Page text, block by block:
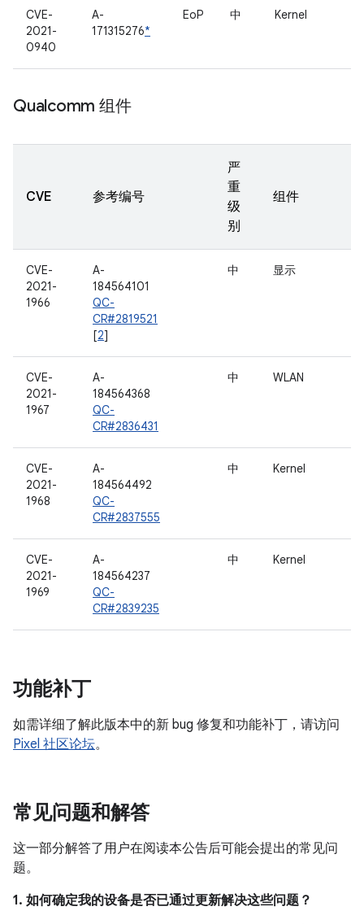
CVE-
2021-
0940
A-
171315276*
EoP 中 Kernel
Qualcomm 组件
CVE 参考编号
严
重
级
别
组件
CVE-
2021-
1966
A-
184564101
QC-
CR#2819521
[2]
中 显示
CVE-
2021-
1967
A-
184564368
QC-
CR#2836431
中 WLAN
CVE-
2021-
1968
A-
184564492
QC-
CR#2837555
中 Kernel
CVE-
2021-
1969
A-
184564237
QC-
CR#2839235
中 Kernel
功能补丁
如需详细了解此版本中的新 bug 修复和功能补丁，请访问
Pixel 社区论坛。
常见问题和解答
这一部分解答了用户在阅读本公告后可能会提出的常见问
题。
1. 如何确定我的设备是否已通过更新解决这些问题？